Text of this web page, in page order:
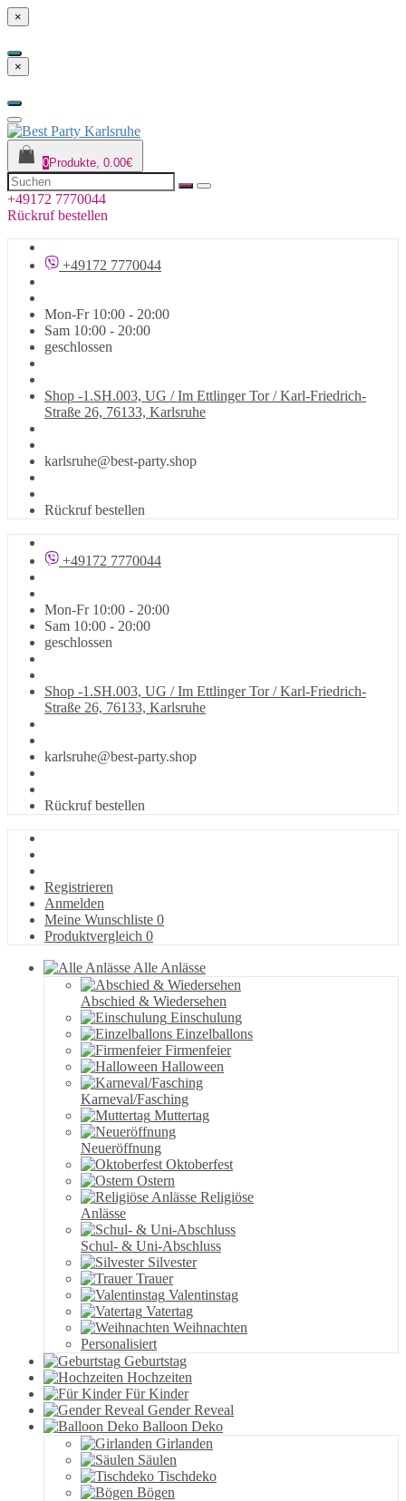
×
×
0Produkte, 0.00€
+49172 7770044
Rückruf bestellen
+49172 7770044
Mon-Fr 10:00 - 20:00
Sam 10:00 - 20:00
geschlossen
Shop -1.SH.003, UG / Im Ettlinger Tor / Karl-Friedrich-
Straße 26, 76133, Karlsruhe
karlsruhe@best-party.shop
Rückruf bestellen
+49172 7770044
Mon-Fr 10:00 - 20:00
Sam 10:00 - 20:00
geschlossen
Shop -1.SH.003, UG / Im Ettlinger Tor / Karl-Friedrich-
Straße 26, 76133, Karlsruhe
karlsruhe@best-party.shop
Rückruf bestellen
Registrieren
Anmelden
Meine Wunschliste 0
Produktvergleich 0
Alle Anlässe
Abschied & Wiedersehen
Einschulung
Einzelballons
Firmenfeier
Halloween
Karneval/Fasching
Muttertag
Neueröffnung
Oktoberfest
Ostern
Religiöse
Anlässe
Schul- & Uni-Abschluss
Silvester
Trauer
Valentinstag
Vatertag
Weihnachten
Personalisiert
Geburtstag
Hochzeiten
Für Kinder
Gender Reveal
Balloon Deko
Girlanden
Säulen
Tischdeko
Bögen